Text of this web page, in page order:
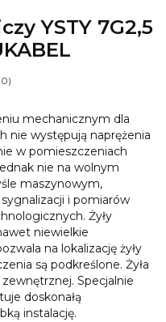
YSTY 7G2,5
mechanicznym dla
nie występują naprężenia
w pomieszczeniach
nie na wolnym
maszynowym,
i pomiarów
Żyły
niewielkie
na lokalizację żyły
są podkreślone. Żyła
Specjalnie
doskonałą
instalację.